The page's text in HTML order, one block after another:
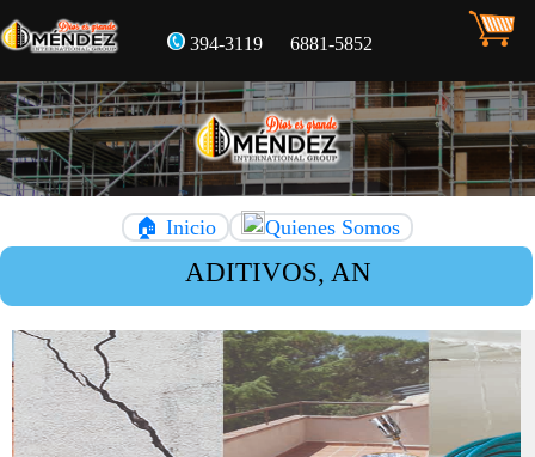
394-3119 6881-5852
🏠 Inicio Quienes Somos
ADITIVOS, ANDAMIOS , BIOSEGU